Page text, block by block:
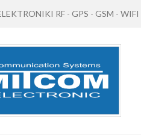
RF - GPS - GSM - WIFI